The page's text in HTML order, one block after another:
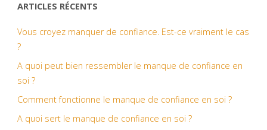
ARTICLES RÉCENTS
Vous croyez manquer de confiance. Est-ce vraiment le cas
?
A quoi peut bien ressembler le manque de confiance en
soi ?
Comment fonctionne le manque de confiance en soi ?
A quoi sert le manque de confiance en soi ?